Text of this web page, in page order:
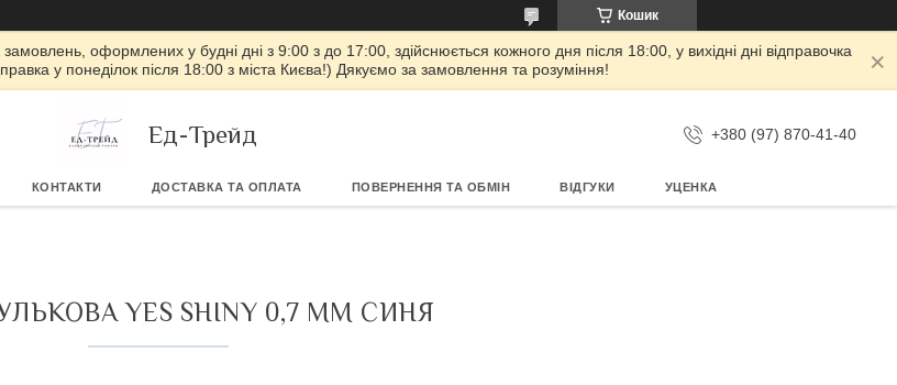
Кошик
оформлених у будні дні з 9:00 з до 17:00, здійснюється кожного дня після 18:00, у вихідні дні відправочка
у понеділок після 18:00 з міста Києва!) Дякуємо за замовлення та розуміння!
Ед-Трейд +380 (97) 870-41-40
КОНТАКТИ ДОСТАВКА ТА ОПЛАТА ПОВЕРНЕННЯ ТА ОБМІН ВІДГУКИ УЦЕНКА
YES SHINY 0,7 ММ СИНЯ